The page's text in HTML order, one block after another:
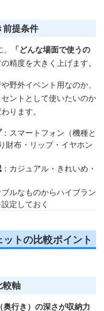
前提条件
「どんな場面で使うの
精度を大きく上げます。
野外イベント用なのか、
ントとして使いたいのか
ります。
：スマートフォン（機種と
財布・リップ・イヤホン
：カジュアル・きれいめ・
ブルなものからハイブラン
定しておく
トの比較ポイント
較軸
奥行き）の深さが収納力